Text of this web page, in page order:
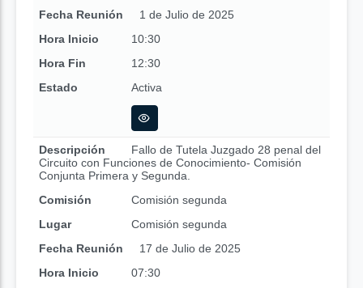
Fecha Reunión
1 de Julio de 2025
Hora Inicio
10:30
Hora Fin
12:30
Estado
Activa
Descripción
Fallo de Tutela Juzgado 28 penal del
Circuito con Funciones de Conocimiento- Comisión
Conjunta Primera y Segunda.
Comisión
Comisión segunda
Lugar
Comisión segunda
Fecha Reunión
17 de Julio de 2025
Hora Inicio
07:30